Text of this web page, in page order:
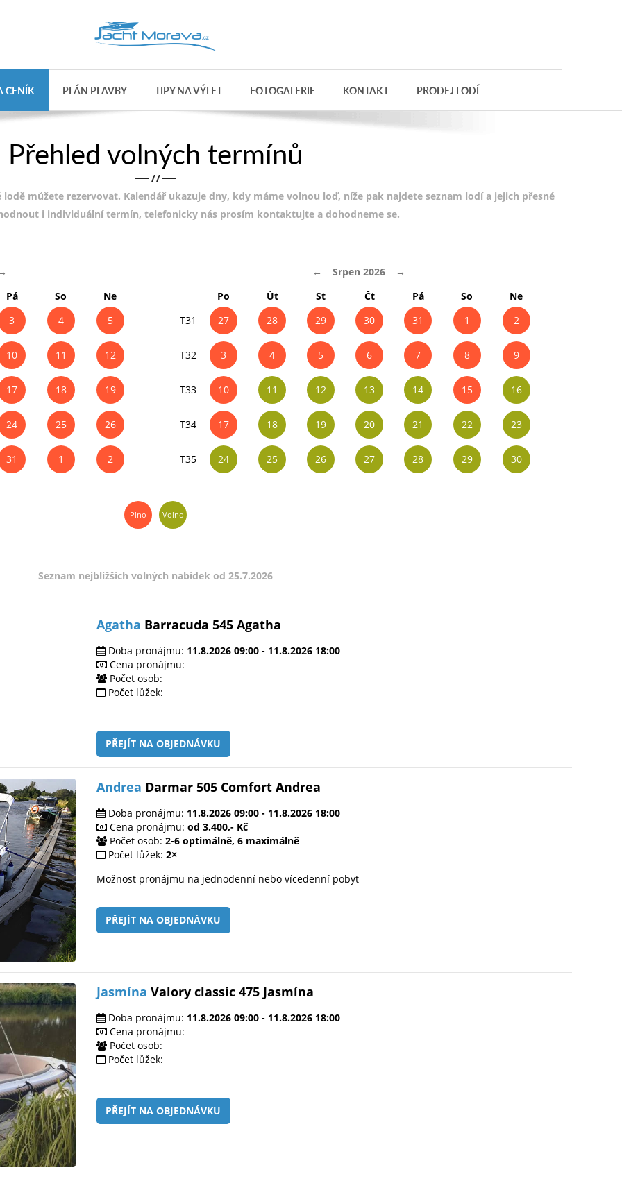
CENÍK PLÁN PLAVBY TIPY NA VÝLET FOTOGALERIE KONTAKT PRODEJ LODÍ
Přehled volných termínů
/ /
můžete rezervovat. Kalendář ukazuje dny, kdy máme volnou loď, níže pak najdete seznam lodí a jejich přesné
i individuální termín, telefonicky nás prosím kontaktujte a dohodneme se.
→
Pá So
Ne
3 4 5
10 11 12
17 18 19
24 25 26
31 1 2
← Srpen 2026
→
Po
Út St Čt Pá So
Ne
T31
27 28 29 30 31 1 2
T32 3 4 5 6 7 8 9
T33 10 11 12 13 14 15 16
T34 17 18 19 20 21 22 23
T35 24 25 26 27 28 29 30
Plno Volno
Seznam nejbližších volných nabídek od 25.7.2026
Agatha Barracuda 545 Agatha
Doba pronájmu: 11.8.2026 09:00 - 11.8.2026 18:00
Cena pronájmu:
Počet osob:
Počet lůžek:
PŘEJÍT NA OBJEDNÁVKU
Andrea Darmar 505 Comfort Andrea
Doba pronájmu: 11.8.2026 09:00 - 11.8.2026 18:00
Cena pronájmu: od 3.400,- Kč
Počet osob: 2-6 optimálně, 6 maximálně
Počet lůžek: 2×
Možnost pronájmu na jednodenní nebo vícedenní pobyt
PŘEJÍT NA OBJEDNÁVKU
Jasmína Valory classic 475 Jasmína
Doba pronájmu: 11.8.2026 09:00 - 11.8.2026 18:00
Cena pronájmu:
Počet osob:
Počet lůžek:
PŘEJÍT NA OBJEDNÁVKU